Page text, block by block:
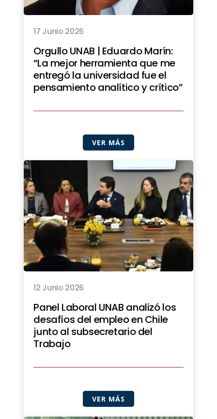
17 Junio 2026
Orgullo UNAB | Eduardo Marín:
“La mejor herramienta que me
entregó la universidad fue el
pensamiento analítico y crítico”
VER MÁS
12 Junio 2026
Panel Laboral UNAB analizó los
desafíos del empleo en Chile
junto al subsecretario del
Trabajo
VER MÁS